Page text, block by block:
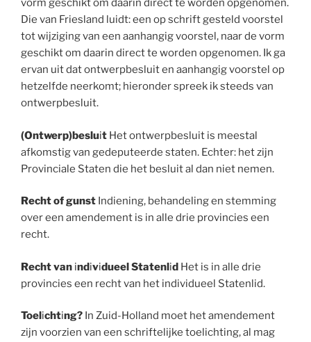
vorm geschikt om daarin direct te worden opgenomen.
Die van Friesland luidt:een op schrift gesteld voorstel
tot wijziging van een aanhangig voorstel, naar de vorm
geschikt om daarin direct te worden opgenomen. Ik ga
ervan uit dat ontwerpbesluit en aanhangig voorstel op
hetzelfde neerkomt; hieronder spreek ik steeds van
ontwerpbesluit.
(Ontwerp)besluit Het ontwerpbesluit is meestal
afkomstig van gedeputeerde staten. Echter: het zijn
Provinciale Staten die het besluit al dan niet nemen.
Recht of gunst Indiening, behandeling en stemming
over een amendement is in alle drie provincies een
recht.
Recht van individueel Statenlid Het is in alle drie
provincies een recht van het individueel Statenlid.
Toelichting? In Zuid-Holland moet het amendement
zijn voorzien van een schriftelijke toelichting, al mag